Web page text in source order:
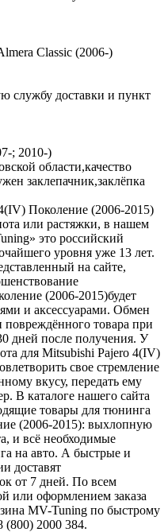
Classic (2006-)
службу доставки и пункт
; 2010-)
области,качество
заклепачник,заклёпка
Поколение (2006-2015)
или растяжки, в нашем
это российский
уровня уже 13 лет.
на сайте,
(2006-2015)будет
и аксессуарами. Обмен
повреждённого товара при
дней после получения. У
для Mitsubishi Pajero 4(IV)
свое стремление
вкусу, передать ему
В каталоге нашего сайта
товары для тюнинга
(2006-2015): выхлопную
и всё необходимые
на авто. А быстрые и
доставят
от 7 дней. По всем
или оформлением заказа
MV-Tuning по быстрому
(800) 2000 384.